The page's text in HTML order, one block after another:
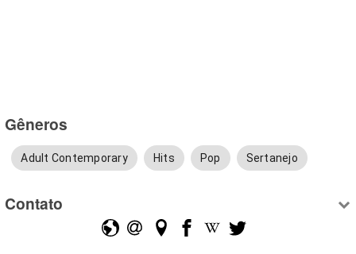
Gêneros
Adult Contemporary Hits Pop Sertanejo
Contato